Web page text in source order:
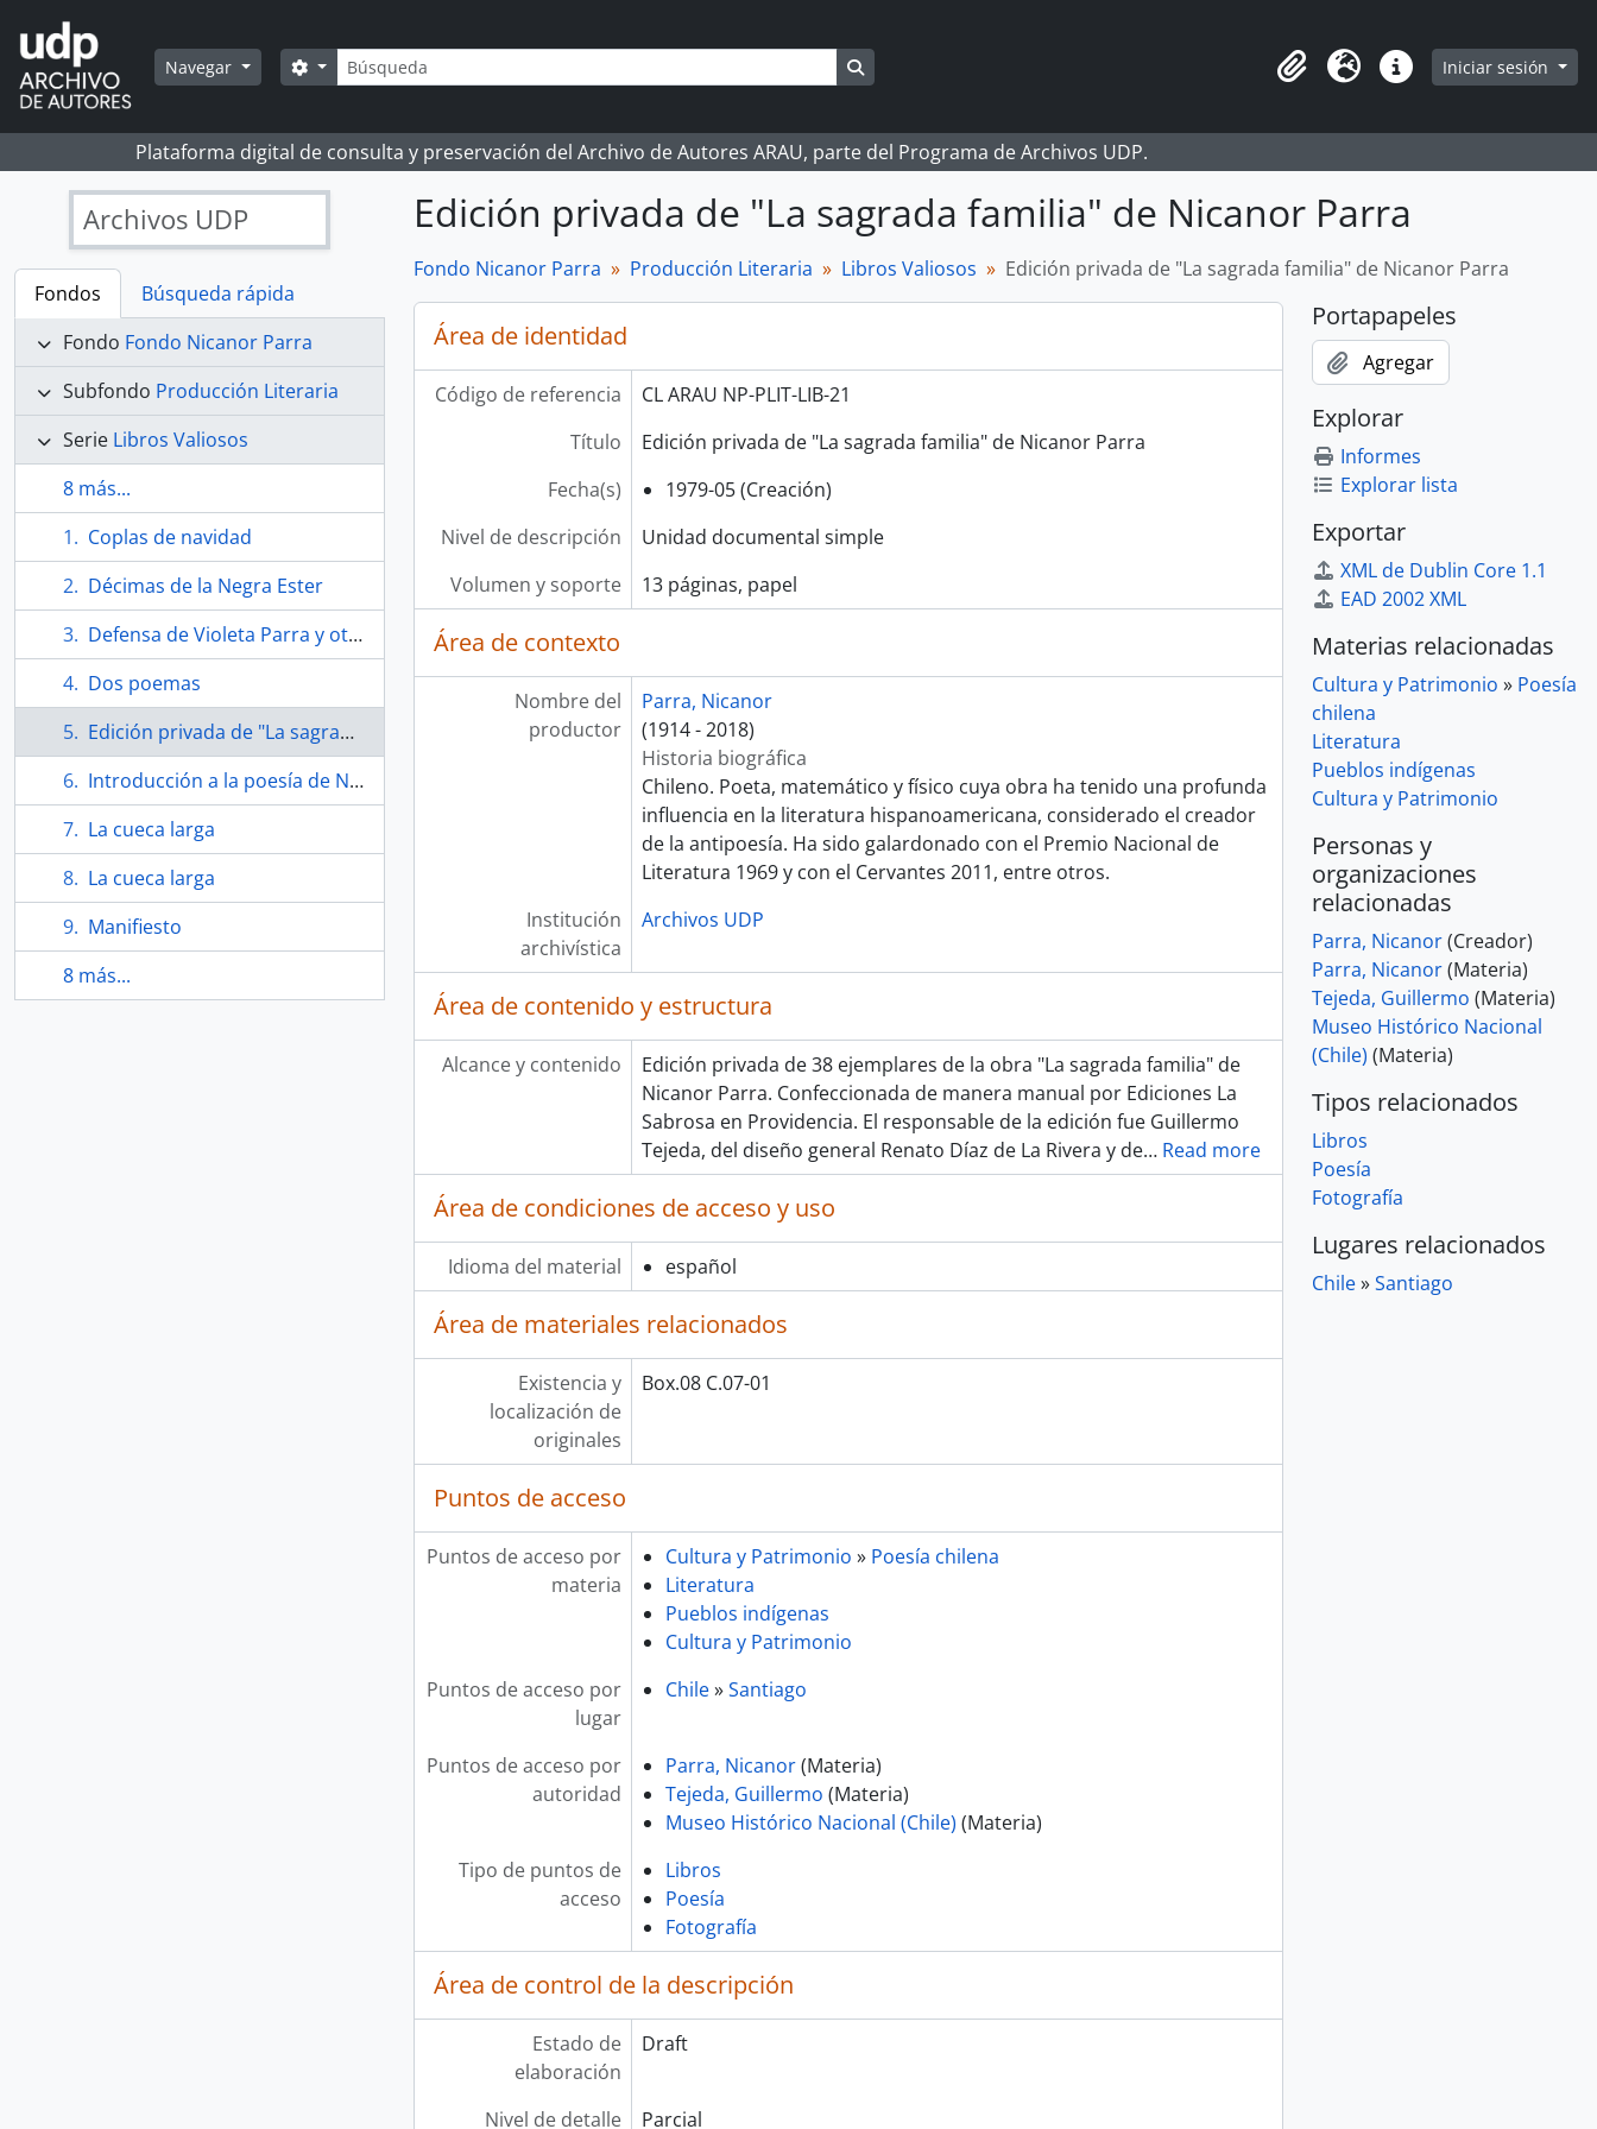
Skip to main content
Navegar Búsqueda
Search options
Portapapeles
Idioma Enlaces rápidos
Iniciar sesión
Plataforma digital de consulta y preservación del Archivo de Autores ARAU, parte del Programa de Archivos UDP.
Archivos UDP
Fondos
Búsqueda rápida
Fondo Fondo Nicanor Parra
Subfondo Producción Literaria
Serie Libros Valiosos
8 más...
Coplas de navidad
Décimas de la Negra Ester
Defensa de Violeta Parra y otros poemas
Dos poemas
Edición privada de "La sagrada familia" de Nicanor Parra
Introducción a la poesía de Nicanor Parra
La cueca larga
La cueca larga
Manifiesto
8 más...
Edición privada de "La sagrada familia" de Nicanor Parra
Fondo Nicanor Parra Producción Literaria Libros Valiosos Edición privada de "La sagrada familia" de Nicanor Parra
Área de identidad
Código de referencia
CL ARAU NP-PLIT-LIB-21
Título
Edición privada de "La sagrada familia" de Nicanor Parra
Fecha(s)
1979-05 (Creación)
Nivel de descripción
Unidad documental simple
Volumen y soporte
13 páginas, papel
Área de contexto
Nombre del
productor
Parra, Nicanor
(1914 - 2018)
Historia biográfica
Chileno. Poeta, matemático y físico cuya obra ha tenido una profunda
influencia en la literatura hispanoamericana, considerado el creador
de la antipoesía. Ha sido galardonado con el Premio Nacional de
Literatura 1969 y con el Cervantes 2011, entre otros.
Institución
archivística
Archivos UDP
Área de contenido y estructura
Alcance y contenido
Edición privada de 38 ejemplares de la obra "La sagrada familia" de
Nicanor Parra. Confeccionada de manera manual por Ediciones La
Sabrosa en Providencia. El responsable de la edición fue Guillermo
Tejeda, del diseño general Renato Díaz de La Rivera y de… Read more
Área de condiciones de acceso y uso
Idioma del material español
Área de materiales relacionados
Existencia y
localización de
originales
Box.08 C.07-01
Puntos de acceso
Puntos de acceso por
materia
Cultura y Patrimonio » Poesía chilena
Literatura
Pueblos indígenas
Cultura y Patrimonio
Puntos de acceso por
lugar
Chile»Santiago
Puntos de acceso por
autoridad
Parra, Nicanor(Materia)
Tejeda, Guillermo (Materia)
Museo Histórico Nacional (Chile) (Materia)
Tipo de puntos de
acceso
Libros
Poesía
Fotografía
Área de control de la descripción
Estado de
elaboración
Draft
Nivel de detalle Parcial
Portapapeles
Agregar
Explorar
Informes
Explorar lista
Exportar
XML de Dublin Core 1.1
EAD 2002 XML
Materias relacionadas
Cultura y Patrimonio » Poesía
chilena
Literatura
Pueblos indígenas
Cultura y Patrimonio
Personas y
organizaciones
relacionadas
Parra, Nicanor(Creador)
Parra, Nicanor(Materia)
Tejeda, Guillermo (Materia)
Museo Histórico Nacional
(Chile) (Materia)
Tipos relacionados
Libros
Poesía
Fotografía
Lugares relacionados
Chile»Santiago